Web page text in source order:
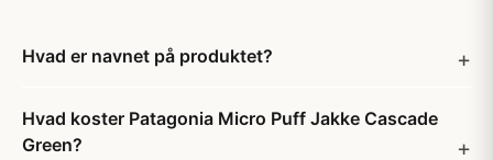
Hvad er navnet på produktet?
Hvad koster Patagonia Micro Puff Jakke Cascade
Green?